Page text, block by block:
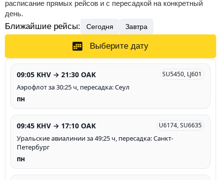
расписание прямых рейсов и с пересадкой на конкретный
день.
Ближайшие рейсы: Сегодня Завтра
Выберите дату
09:05 KHV → 21:30 OAK SU5450, LJ601
Аэрофлот за 30:25 ч, пересадка: Сеул
пн
09:45 KHV → 17:10 OAK U6174, SU6635
Уральские авиалинии за 49:25 ч, пересадка: Санкт-
Петербург
пн